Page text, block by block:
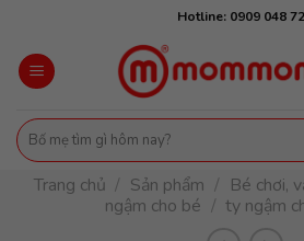
content
Hotline: 0909 048
Tìm
kiếm:
Trang chủ / Sản phẩm / Bé chơi,
ngậm cho bé / ty ngậm